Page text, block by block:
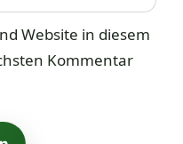
Website in diesem
Kommentar